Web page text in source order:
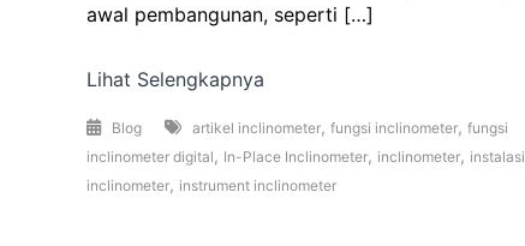
awal pembangunan, seperti […]
Lihat Selengkapnya
Blog artikel inclinometer, fungsi inclinometer, fungsi
inclinometer digital , In-Place Inclinometer, inclinometer, instalasi
inclinometer, instrument inclinometer